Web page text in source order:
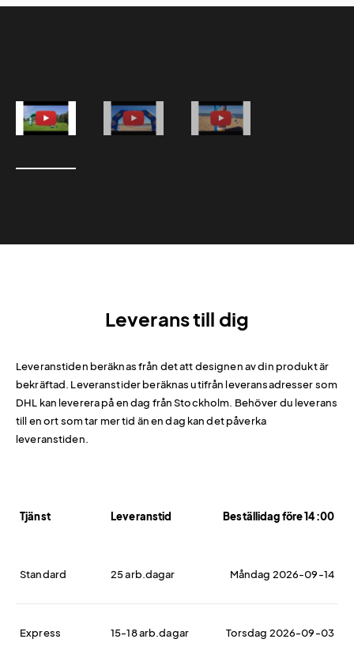
Leverans till dig
Leveranstiden beräknas från det att designen av din produkt är
bekräftad. Leveranstider beräknas utifrån leveransadresser som
DHL kan leverera på en dag från Stockholm. Behöver du leverans
till en ort som tar mer tid än en dag kan det påverka
leveranstiden.
Tjänst Leveranstid Beställidag före 14:00
Standard 25 arb.dagar Måndag 2026-09-14
Express 15-18 arb.dagar Torsdag 2026-09-03